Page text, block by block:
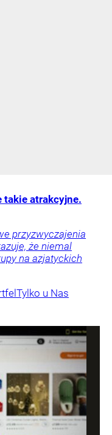
takie atrakcyjne.
przyzwyczajenia
że niemal
na azjatyckich
Tylko u Nas